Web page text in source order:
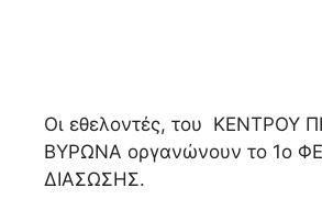
Οι εθελοντές, του
ΒΥΡΩΝΑ οργανώνουν το 1ο
ΔΙΑΣΩΣΗΣ.